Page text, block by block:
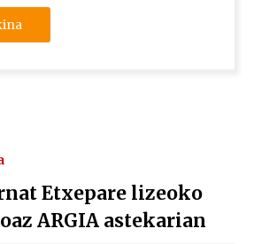
Etxepare lizeoko
ARGIA astekarian